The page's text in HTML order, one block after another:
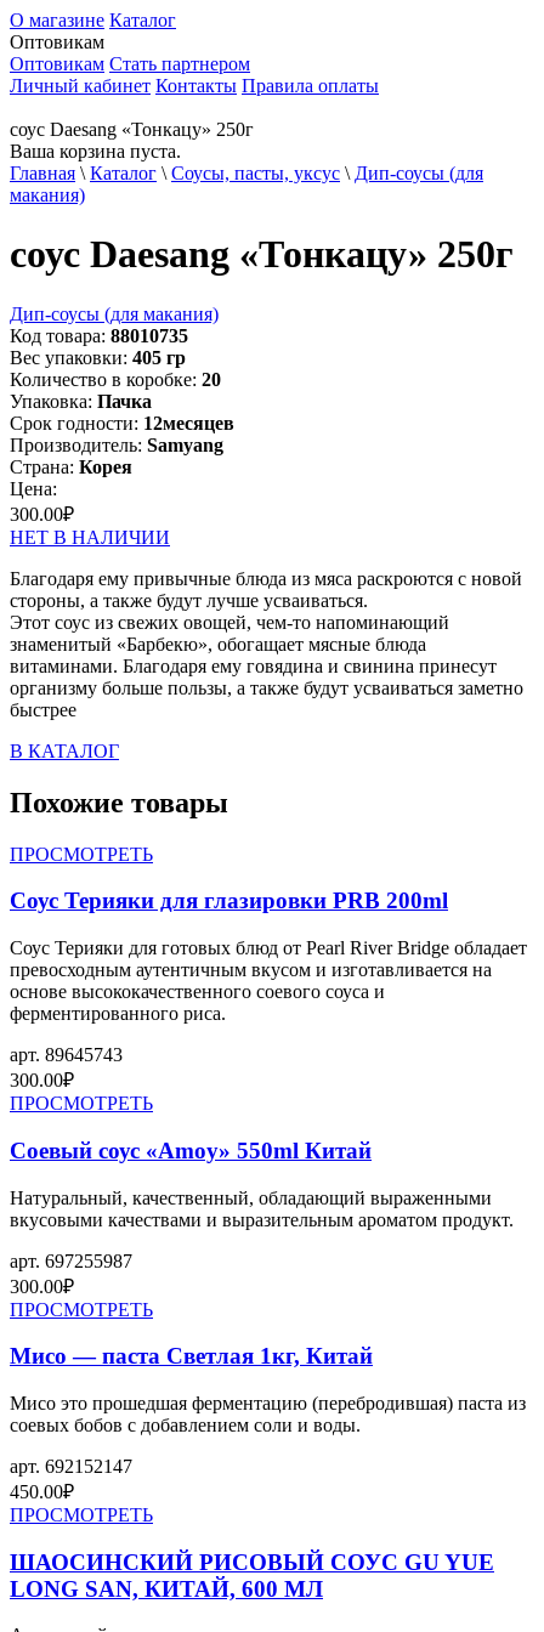
О магазине Каталог
Оптовикам
Оптовикам Стать партнером
Личный кабинет Контакты Правила оплаты
соус Daesang «Тонкацу» 250г
Ваша корзина пуста.
Главная \ Каталог \ Соусы, пасты, уксус \ Дип-соусы (для
макания)
соус Daesang «Тонкацу» 250г
Дип-соусы (для макания)
Код товара: 88010735
Вес упаковки: 405 гр
Количество в коробке: 20
Упаковка: Пачка
Срок годности: 12месяцев
Производитель: Samyang
Страна: Корея
Цена:
300.00₽
НЕТ В НАЛИЧИИ
Благодаря ему привычные блюда из мяса раскроются с новой
стороны, а также будут лучше усваиваться.
Этот соус из свежих овощей, чем-то напоминающий
знаменитый «Барбекю», обогащает мясные блюда
витаминами. Благодаря ему говядина и свинина принесут
организму больше пользы, а также будут усваиваться заметно
быстрее
В КАТАЛОГ
Похожие товары
ПРОСМОТРЕТЬ
Соус Терияки для глазировки PRB 200ml
Соус Терияки для готовых блюд от Pearl River Bridge обладает
превосходным аутентичным вкусом и изготавливается на
основе высококачественного соевого соуса и
ферментированного риса.
арт. 89645743
300.00₽
ПРОСМОТРЕТЬ
Соевый соус «Amoy» 550ml Китай
Натуральный, качественный, обладающий выраженными
вкусовыми качествами и выразительным ароматом продукт.
арт. 697255987
300.00₽
ПРОСМОТРЕТЬ
Мисо — паста Светлая 1кг, Китай
Мисо это прошедшая ферментацию (перебродившая) паста из
соевых бобов с добавлением соли и воды.
арт. 692152147
450.00₽
ПРОСМОТРЕТЬ
ШАОСИНСКИЙ РИСОВЫЙ СОУС GU YUE
LONG SAN, КИТАЙ, 600 МЛ